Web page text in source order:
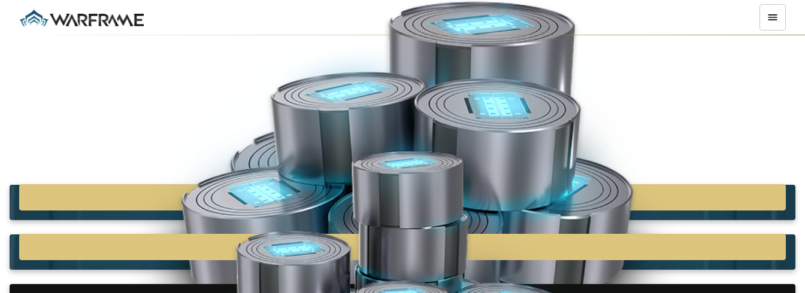
WARFRAMEを購入する
プラチナ
「プラチナ」はWARFRAME、武器や外装アイテムなどを瞬時に入手しアーセナルを強化できるゲーム内プ
レミアム通貨です。
75
$4.99
175
$9.99